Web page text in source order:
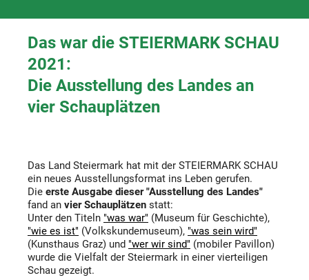
Das war die STEIERMARK SCHAU
2021:
Die Ausstellung des Landes an
vier Schauplätzen
Das Land Steiermark hat mit der STEIERMARK SCHAU
ein neues Ausstellungsformat ins Leben gerufen.
Die erste Ausgabe dieser "Ausstellung des Landes"
fand an vier Schauplätzen statt:
Unter den Titeln "was war" (Museum für Geschichte),
"wie es ist" (Volkskundemuseum), "was sein wird"
(Kunsthaus Graz) und "wer wir sind" (mobiler Pavillon)
wurde die Vielfalt der Steiermark in einer vierteiligen
Schau gezeigt.